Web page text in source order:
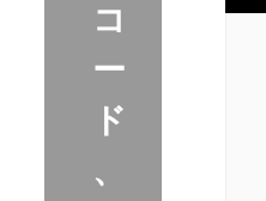
コ
ー
ド
、